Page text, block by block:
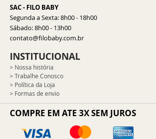
SAC - FILO BABY
Segunda a Sexta: 8h00 - 18h00
​​Sábado: 8h00 - 13h00
contato@filobaby.com.br
INSTITUCIONAL
> Nossa história
> Trabalhe Conosco
> Política da Loja
> Formas de envio
COMPRE EM ATE 3X SEM JUROS